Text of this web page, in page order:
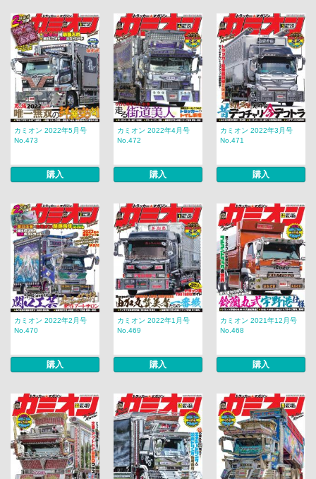
カミオン 2022年5月号
No.473
購入
カミオン 2022年4月号
No.472
購入
カミオン 2022年3月号
No.471
購入
カミオン 2022年2月号
No.470
購入
カミオン 2022年1月号
No.469
購入
カミオン 2021年12月号
No.468
購入